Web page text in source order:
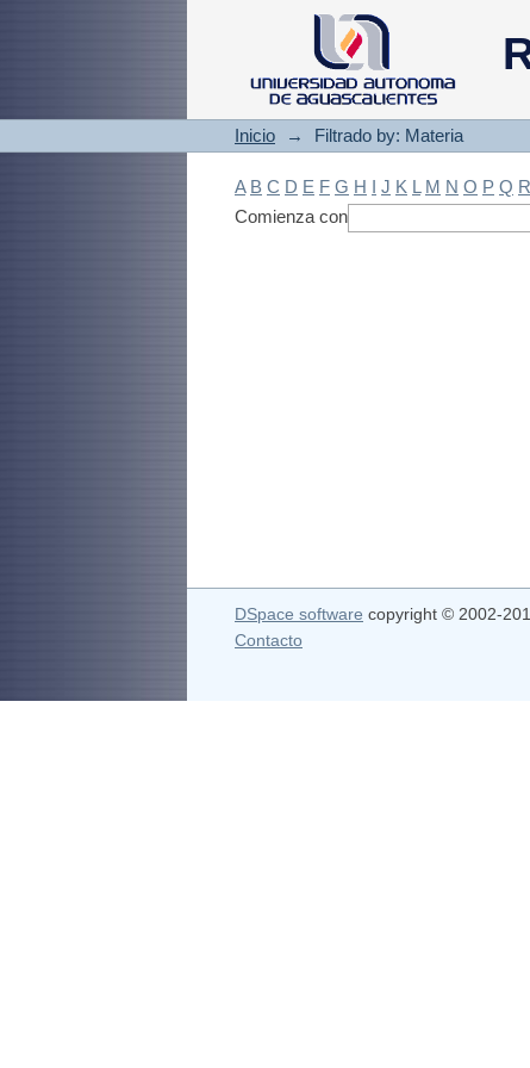
Filtrado by: Materia
Inicio → Filtrado by: Materia
A B C D E F G H I J K L M N O P Q R
Comienza con
DSpace software copyright © 2002-
Contacto